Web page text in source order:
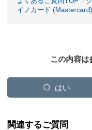
イノカード (Mastercard)
この内容は
はい
関連するご質問